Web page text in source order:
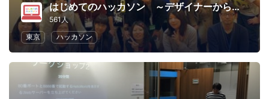
はじめてのハッカソン ～デザイナーからプログラマーまで～
561人
東京
ハッカソン